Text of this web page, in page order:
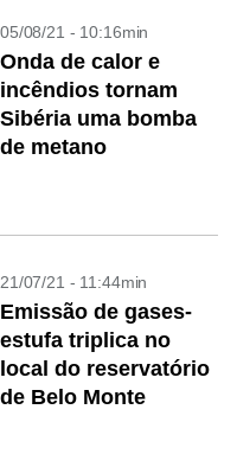
05/08/21 - 10:16min
Onda de calor e
incêndios tornam
Sibéria uma bomba
de metano
21/07/21 - 11:44min
Emissão de gases-
estufa triplica no
local do reservatório
de Belo Monte